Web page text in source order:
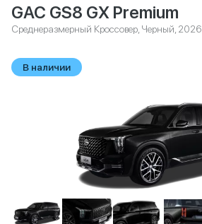
GAC GS8 GX Premium
Среднеразмерный Кроссовер, Черный, 2026
В наличии